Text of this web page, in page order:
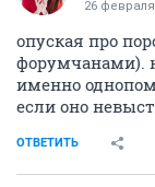
26
опуская про
форумчанами).
именно
если оно
ОТВЕТИТЬ